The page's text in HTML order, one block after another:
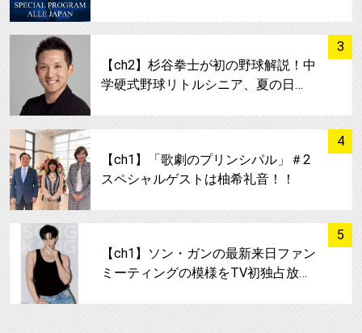
3
【ch2】杉谷拳士が初の野球解説！中
学硬式野球リトルシニア、夏の日…
4
サムネイル
【ch1】「歌劇のプリンシパル」＃2
スペシャルゲストは柚希礼音！！
5
【ch1】ソン・ガンの最新来日ファン
ミーティングの模様をTV初独占放…